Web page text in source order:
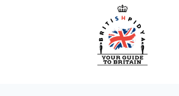
content